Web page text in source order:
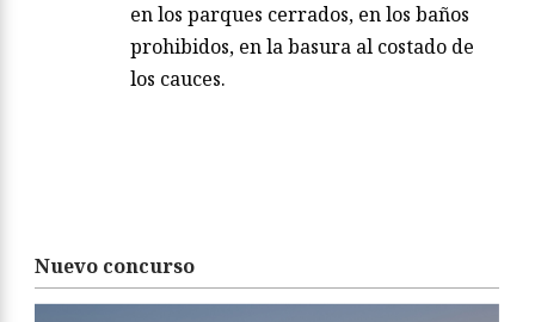
en los parques cerrados, en los baños
prohibidos, en la basura al costado de
los cauces.
Nuevo concurso